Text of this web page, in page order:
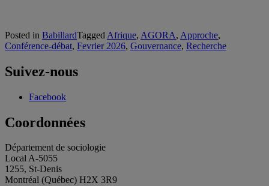
Posted in BabillardTagged Afrique, AGORA, Approche,
Conférence-débat, Fevrier 2026, Gouvernance, Recherche
Suivez-nous
Facebook
Coordonnées
Département de sociologie
Local A-5055
1255, St-Denis
Montréal (Québec) H2X 3R9